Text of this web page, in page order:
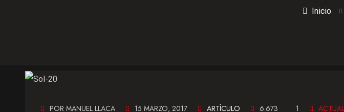
Inicio
POR MANUEL LLACA 15 MARZO, 2017 ARTÍCULO 6.673 1